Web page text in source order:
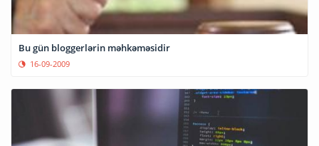
Bu gün bloggerlərin məhkəməsidir
16-09-2009